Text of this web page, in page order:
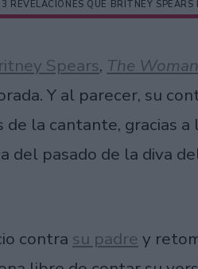
REVELACIONES QUE BRITNEY SPEARS
Spears, The
Y al parecer, su
la cantante, gracias a
del pasado de la diva
contra su padre y